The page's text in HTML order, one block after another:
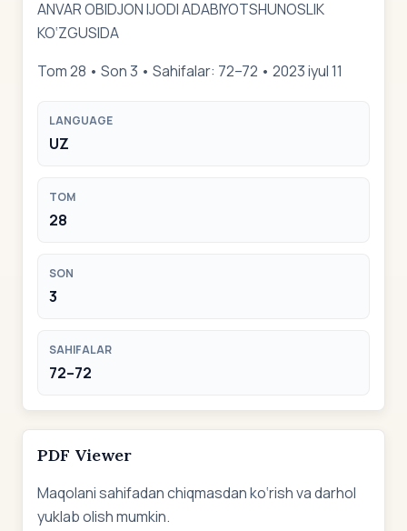
ANVAR OBIDJON IJODI ADABIYOTSHUNOSLIK
KO‘ZGUSIDA
Tom 28 • Son 3 • Sahifalar: 72–72 • 2023 iyul 11
LANGUAGE
UZ
TOM
28
SON
3
SAHIFALAR
72–72
PDF Viewer
Maqolani sahifadan chiqmasdan ko‘rish va darhol
yuklab olish mumkin.